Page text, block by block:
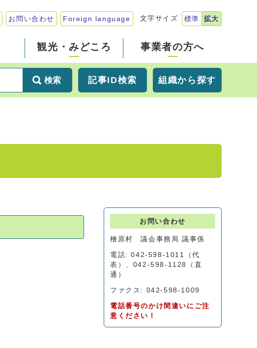
お問い合わせ Foreign language 文字サイズ 標準 拡大
観光・みどころ 事業者の方へ
検索 記事ID検索 組織から探す
お問い合わせ
檜原村 議会事務局 議事係
電話: 042-598-1011（代
表）、042-598-1128（直
通）
ファクス: 042-598-1009
電話番号のかけ間違いにご注
意ください！